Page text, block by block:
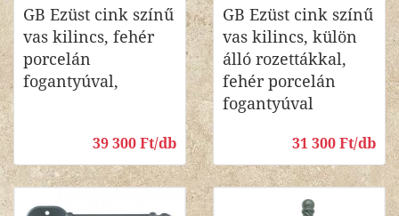
GB Ezüst cink színű
vas kilincs, fehér
porcelán
fogantyúval,
39 300 Ft/db
GB Ezüst cink színű
vas kilincs, külön
álló rozettákkal,
fehér porcelán
fogantyúval
31 300 Ft/db